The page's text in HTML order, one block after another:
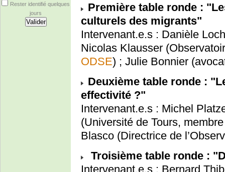
Rester identifié quelques
jours
Première table ronde :
culturels des migrants"
Intervenant.e.s : Danièle
Nicolas Klausser
ODSE) ; Julie Bonnier
Deuxième table ronde :
effectivité ?"
Intervenant.e.s : Michel
(Université de Tours,
Blasco (Directrice de
Troisième table ronde :
Intervenant.e.s : Bernard